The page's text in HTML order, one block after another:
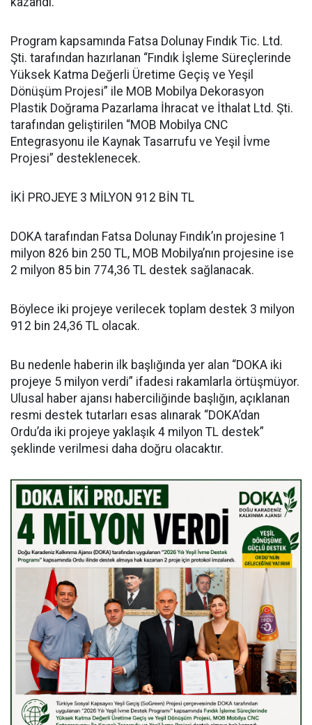
Program kapsamında Fatsa Dolunay Fındık Tic. Ltd.
Şti. tarafından hazırlanan “Fındık İşleme Süreçlerinde
Yüksek Katma Değerli Üretime Geçiş ve Yeşil
Dönüşüm Projesi” ile MOB Mobilya Dekorasyon
Plastik Doğrama Pazarlama İhracat ve İthalat Ltd. Şti.
tarafından geliştirilen “MOB Mobilya CNC
Entegrasyonu ile Kaynak Tasarrufu ve Yeşil İvme
Projesi” desteklenecek.
İKİ PROJEYE 3 MİLYON 912 BİN TL
DOKA tarafından Fatsa Dolunay Fındık’ın projesine 1
milyon 826 bin 250 TL, MOB Mobilya’nın projesine ise
2 milyon 85 bin 774,36 TL destek sağlanacak.
Böylece iki projeye verilecek toplam destek 3 milyon
912 bin 24,36 TL olacak.
Bu nedenle haberin ilk başlığında yer alan “DOKA iki
projeye 5 milyon verdi” ifadesi rakamlarla örtüşmüyor.
Ulusal haber ajansı haberciliğinde başlığın, açıklanan
resmi destek tutarları esas alınarak “DOKA’dan
Ordu’da iki projeye yaklaşık 4 milyon TL destek”
şeklinde verilmesi daha doğru olacaktır.